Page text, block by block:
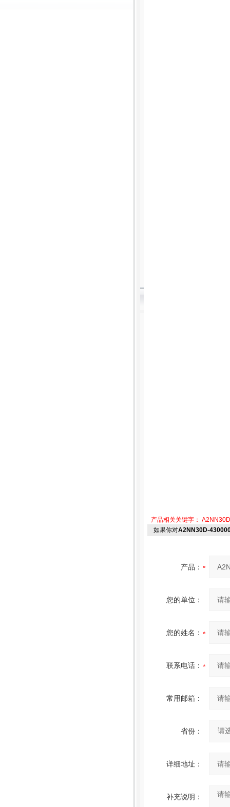
产品相关关键字： A2NN30D
如果你对A2NN30D-
产品：
您的单位：
您的姓名：
联系电话：
常用邮箱：
省份：
详细地址：
补充说明：